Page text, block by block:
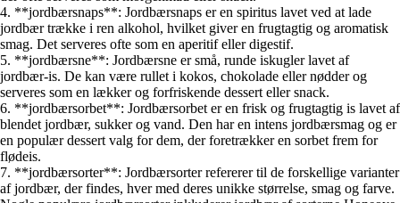
4. **jordbærsnaps**: Jordbærsnaps er en spiritus lavet ved at lade
jordbær trække i ren alkohol, hvilket giver en frugtagtig og aromatisk
smag. Det serveres ofte som en aperitif eller digestif.
5. **jordbærsne**: Jordbærsne er små, runde iskugler lavet af
jordbær-is. De kan være rullet i kokos, chokolade eller nødder og
serveres som en lækker og forfriskende dessert eller snack.
6. **jordbærsorbet**: Jordbærsorbet er en frisk og frugtagtig is lavet af
blendet jordbær, sukker og vand. Den har en intens jordbærsmag og er
en populær dessert valg for dem, der foretrækker en sorbet frem for
flødeis.
7. **jordbærsorter**: Jordbærsorter refererer til de forskellige varianter
af jordbær, der findes, hver med deres unikke størrelse, smag og farve.